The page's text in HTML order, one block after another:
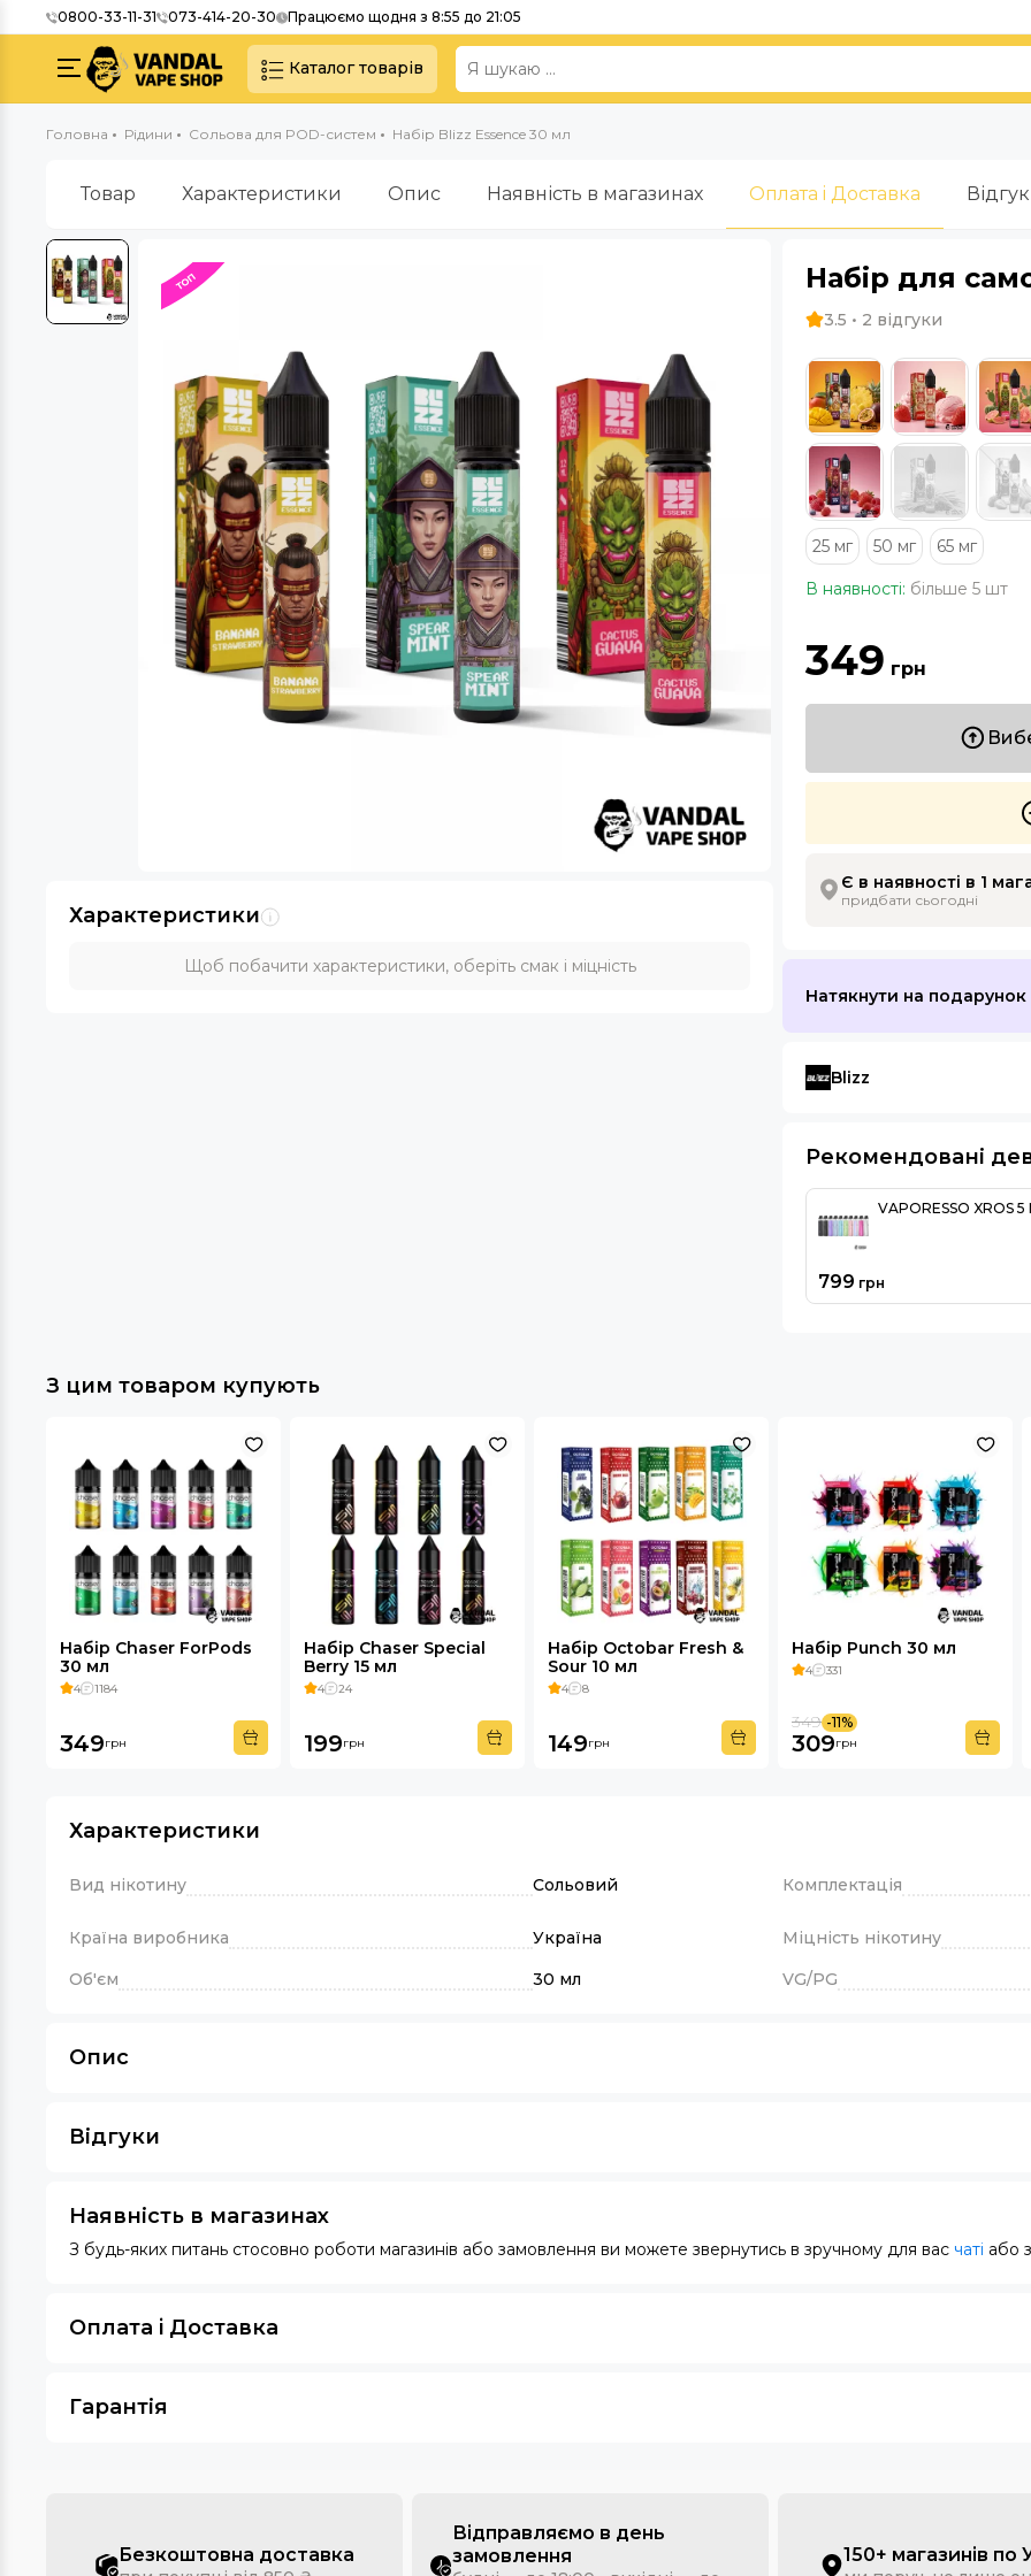
0800-33-11-31 073-414-20-30 Працюємо щодня з 8:55 до 21:05
Каталог товарів
Головна Рідини Сольова для POD-систем Набір Blizz Essence 30 мл
Товар Характеристики Опис Наявність в магазинах Оплата i Доставка
Характеристики
Щоб побачити характеристики, оберіть смак і міцність
Набір для
3.5 • 2 відгуки
25 мг 50 мг 65 мг
В наявності: більше 5 шт
349 грн
Є в наявності в 1
придбати сьогодні
Натякнути на подарунок
Blizz
Рекомендовані
VAPORESSO XROS 5
799 грн
З цим товаром купують
Набір Chaser ForPods
30 мл
4 1184
349грн
Набір Chaser Special
Berry 15 мл
4 24
199грн
Набір Octobar Fresh &
Sour 10 мл
4 8
149грн
Набір Punch 30 мл
4 331
309грн
349 -11%
Характеристики
Вид нікотину Сольовий Комплектація
Країна виробника
Україна Міцність нікотину
Об'єм
30 мл VG/PG
Опис
Відгуки
Наявність в магазинах
З будь-яких питань стосовно роботи магазинів або замовлення ви можете звернутись в зручному для вас чаті або
Оплата i Доставка
Гарантія
Безкоштовна доставка
Відправляємо в день
замовлення
150+ магазинів по